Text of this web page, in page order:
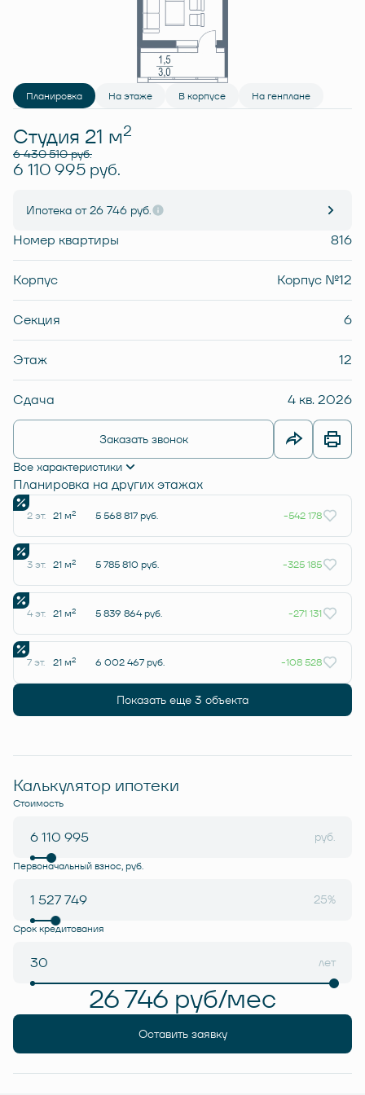
Планировка На этаже В корпусе На генплане
Студия 21 м2
6 430 510 руб.
6 110 995 руб.
Ипотека от 26 746 руб.
Номер квартиры 816
Корпус Корпус №12
Секция 6
Этаж 12
Сдача 4 кв. 2026
Заказать звонок
Все характеристики
Планировка на других этажах
2 эт. 21 м2 5 568 817 руб. -542 178
3 эт. 21 м2 5 785 810 руб. -325 185
4 эт. 21 м2 5 839 864 руб. -271 131
7 эт. 21 м2 6 002 467 руб. -108 528
Показать еще 3 объектa
Калькулятор ипотеки
Стоимость
руб.
Первоначальный взнос, руб.
25%
Срок кредитования
лет
26 746 руб/мес
Оставить заявку